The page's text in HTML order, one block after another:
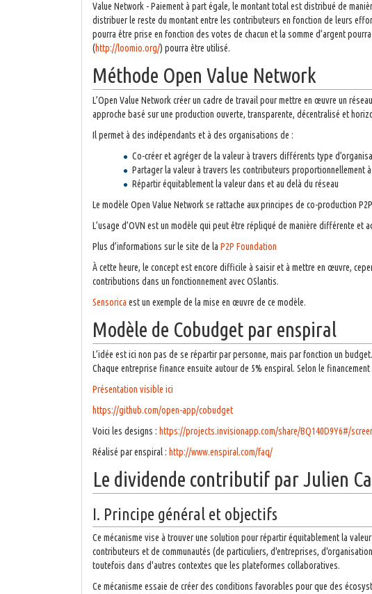
Value Network - Paiement à part égale, le montant total est distribué de
distribuer le reste du montant entre les contributeurs en fonction de leurs
pourra être prise en fonction des votes de chacun et la somme d’argent
(http://loomio.org/) pourra être utilisé.
Méthode Open Value Network
L’Open Value Network créer un cadre de travail pour mettre en œuvre un
approche basé sur une production ouverte, transparente, décentralisé et
Il permet à des indépendants et à des organisations de :
Co-créer et agréger de la valeur à travers différents type
Partager la valeur à travers les contributeurs proportionnellement
Répartir équitablement la valeur dans et au delà du réseau
Le modèle Open Value Network se rattache aux principes de co-production
L’usage d’OVN est un modèle qui peut être répliqué de manière différente et
Plus d’informations sur le site de la P2P Foundation
À cette heure, le concept est encore difficile à saisir et à mettre en œuvre,
contributions dans un fonctionnement avec OSlantis.
Sensorica est un exemple de la mise en œuvre de ce modèle.
Modèle de Cobudget par enspiral
L’idée est ici non pas de se répartir par personne, mais par fonction un
Chaque entreprise finance ensuite autour de 5% enspiral. Selon le
Présentation visible ici
https://github.com/open-app/cobudget
Voici les designs : https://projects.invisionapp.com/share/BQ140D9Y6#/
Réalisé par enspiral : http://www.enspiral.com/faq/
Le dividende contributif par Julien
I. Principe général et objectifs
Ce mécanisme vise à trouver une solution pour répartir équitablement la
contributeurs et de communautés (de particuliers, d'entreprises,
toutefois dans d'autres contextes que les plateformes collaboratives.
Ce mécanisme essaie de créer des conditions favorables pour que des